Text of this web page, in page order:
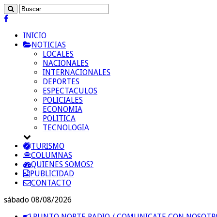
INICIO
NOTICIAS
LOCALES
NACIONALES
INTERNACIONALES
DEPORTES
ESPECTACULOS
POLICIALES
ECONOMIA
POLITICA
TECNOLOGIA
TURISMO
COLUMNAS
QUIENES SOMOS?
PUBLICIDAD
CONTACTO
sábado 08/08/2026